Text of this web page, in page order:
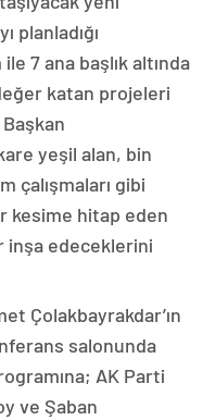
planladığı
7 ana başlık altında
katan projeleri
yeşil alan, bin
çalışmaları gibi
kesime hitap eden
inşa edeceklerini
Çolakbayrakdar’ın
salonunda
AK Parti
ve Şaban